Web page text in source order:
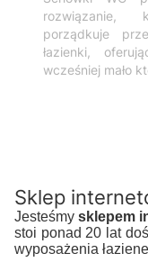
rozwiązanie,
porządkuje
łazienki,
wcześniej mało
Sklep
Jesteśmy sklepem
stoi ponad 20 lat
wyposażenia